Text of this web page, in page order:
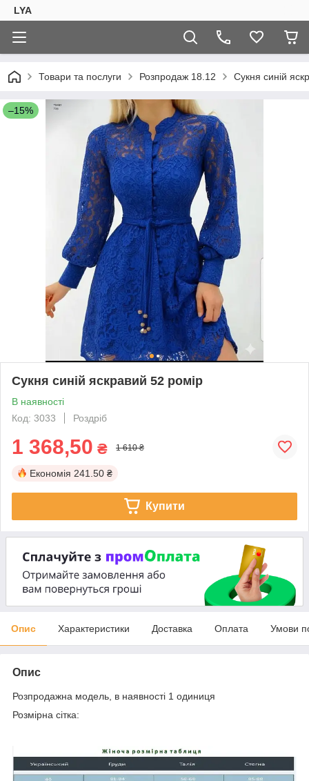
LYA
Товари та послуги Розпродаж 18.12 Сукня синій
–15%
Сукня синій яскравий 52 ромір
В наявності
Код: 3033
Роздріб
1 368,50 ₴ 1 610 ₴
Економія 241.50 ₴
Купити
Опис Характеристики Доставка Оплата Умови
Опис
Розпродажна модель, в наявності 1 одиниця
Розмірна сітка: